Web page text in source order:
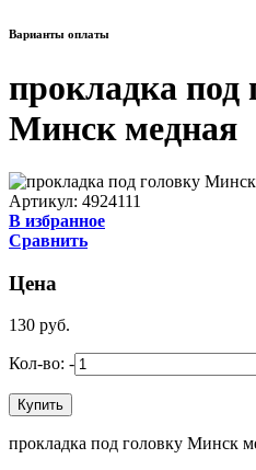
Варианты оплаты
прокладка под
Минск медная
Артикул: 4924111
В избранное
Сравнить
Цена
130 руб.
Кол-во: -
прокладка под головку Минск